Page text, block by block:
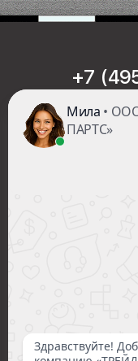
+7